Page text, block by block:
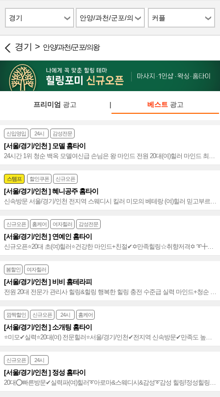
경기
안양/과천/군포/의
왕
커플
경기 > 안양/과천/군포/의왕
프리미엄 광고 | 베스트광고
신입영입 24시 감성전문
[서울/경기/인천 ] 모델 홈타이
24시간 1위 청순 백옥 모델여신급 손님은 왕 마인드 전원 20대(여)힐러 마인드 최상
빠른 힐링 서울홈타이~~♥
스템프 할인쿠폰 신규오픈
[서울/경기/인천 ] 혜니공주 홈타이
신속방문 서울/경기/인천 전지역 스웨디시 킬러 미모의 베테랑 (여)힐러 믿고부르는
감성~♥
신규오픈 홈케어 여자힐러 감성전문
[서울/경기/인천 ] 연예인 홈타이
신규오픈⭐️20대 초(여)힐러⭐️건강한 마인드+친절✔✡만족힐링☆취향저격✡ ➰╋아
로마n타이n감성까지╋➰인기폭발~!⭐️
봄할인 여자힐러
[서울/경기/인천 ] 비비 홈테라피
전원 20대 전문가 관리사 힐링&힐링 행복한 힐링 충전 수준급 실력 마인드+청순 잠
실홈타이~~♥
깜짝할인 신규오픈 24시 홈케어
[서울/경기/인천 ] 소개팅 홈타이
⭐️미모✔실력⭐️20대(여) 전문힐러⭐️서울/경기/인천✔전지역 신속방문✔만족도 높은⭐️
에너제틱 테라피⭐️기쁨 백배╋예약 폭주!~★
신규오픈 24시
[서울/경기/인천 ] 정성 홈타이
20대⭕빠른방문✔실력파(여)힐러➰아로마&스웨디시&감성➰감성 힐링!정성힐링!➰
수도권 통일~⭐️